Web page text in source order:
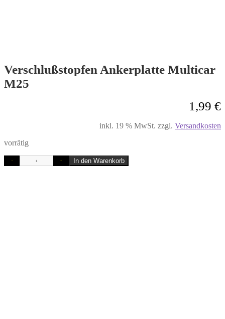
Verschlußstopfen Ankerplatte Multicar
M25
1,99 €
inkl. 19 % MwSt. zzgl. Versandkosten
vorrätig
- + In den Warenkorb